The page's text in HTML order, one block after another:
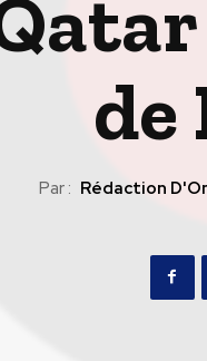
de
Par : Rédaction